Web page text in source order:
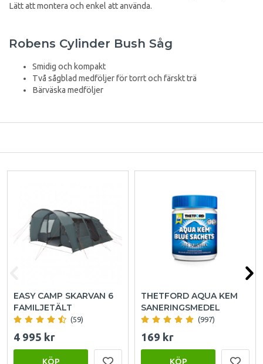
Lätt att montera och enkel att använda.
Robens Cylinder Bush Såg
Smidig och kompakt
Två sågblad medföljer för torrt och färskt trä
Bärväska medföljer
EASY CAMP SKARVAN 6
FAMILJETÄLT
(59)
4 995 kr
KÖP
THETFORD AQUA KEM
SANERINGSMEDEL
(997)
169 kr
KÖP